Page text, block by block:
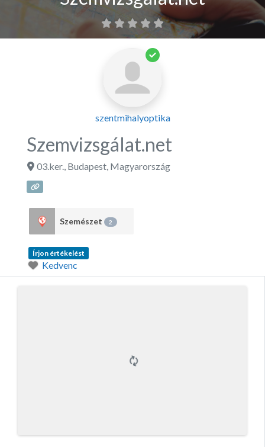
szentmihalyoptika
Szemvizsgálat.net
03.ker., Budapest, Magyarország
Szemészet 2
Írjon értékelést
Kedvenc